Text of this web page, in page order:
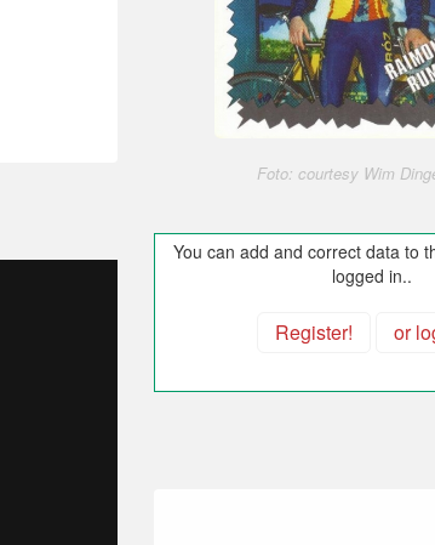
Foto: courtesy Wim
You can add and correct data to
logged in..
Register! or